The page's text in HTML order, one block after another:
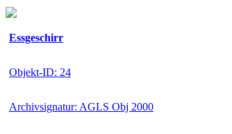
Essgeschirr
Objekt-ID: 24
Archivsignatur: AGLS Obj 2000